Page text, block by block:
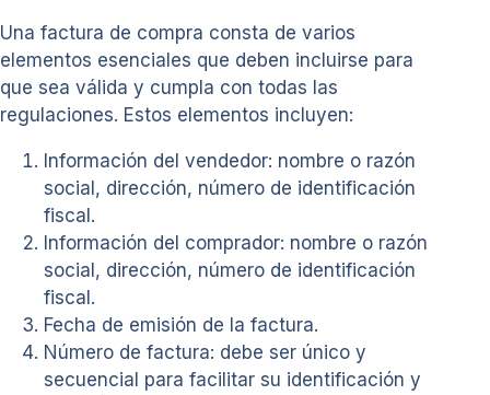
Una factura de compra consta de varios
elementos esenciales que deben incluirse para
que sea válida y cumpla con todas las
regulaciones. Estos elementos incluyen:
Información del vendedor: nombre o razón
social, dirección, número de identificación
fiscal.
Información del comprador: nombre o razón
social, dirección, número de identificación
fiscal.
Fecha de emisión de la factura.
Número de factura: debe ser único y
secuencial para facilitar su identificación y